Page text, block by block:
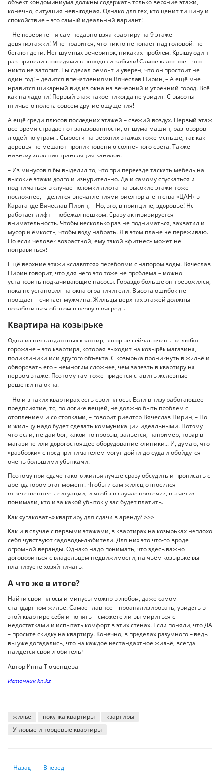
объект кондоминиума должны содержать только верхние этажи,
конечно, ситуация невыгодная. Однако для тех, кто ценит тишину и
спокойствие – это самый идеальный вариант!
– Не поверите – я сам недавно взял квартиру на 9 этаже
девятиэтажки! Мне нравится, что никто не топает над головой, не
бегают дети. Нет шумных вечеринок, никаких проблем. Крышу один
раз привели с соседями в порядок и забыли! Самое классное – что
никто не затопит. Ты сделал ремонт и уверен, что он простоит не
один год! – делится впечатлениями Вячеслав Пирин, – А ещё мне
нравится шикарный вид из окна на вечерний и утренний город. Всё
как на ладони! Первый этаж такое никогда не увидит! С высоты
птичьего полёта совсем другие ощущения!
А ещё среди плюсов последних этажей – свежий воздух. Первый этаж
всё время страдает от загазованности, от шума машин, разговоров
людей по утрам... Сырости на верхних этажах тоже меньше, так как
деревья не мешают проникновению солнечного света. Также
наверху хорошая трансляция каналов.
– Из минусов я бы выделил то, что при переезде таскать мебель на
высокие этажи долго и изнурительно. Да и самому спускаться и
подниматься в случае поломки лифта на высокие этажи тоже
посложнее, – делится впечатлениями риелтор агентства «ЦАН» в
Караганде Вячеслав Пирин, – Но, это, в принципе, здоровье! Не
работает лифт – побежал пешком. Сразу активизируется
внимательность. Чтобы несколько раз не подниматься, захватил и
мусор и ёмкость, чтобы воду набрать. Я в этом плане не переживаю.
Но если человек возрастной, ему такой «фитнес» может не
понравиться!
Ещё верхние этажи «славятся» перебоями с напором воды. Вячеслав
Пирин говорит, что для него это тоже не проблема – можно
установить подкачивающие насосы. Гораздо больше он тревожился,
пока не установил на окна ограничители. Высота ошибок не
прощает – считает мужчина. Жильцы верхних этажей должны
позаботиться об этом в первую очередь.
Квартира на козырьке
Одна из нестандартных квартир, которые сейчас очень не любят
горожане – это квартира, которая выходит на козырёк магазина,
поликлиники или другого объекта. С козырька проникнуть в жильё и
обворовать его – немногим сложнее, чем залезть в квартиру на
первом этаже. Поэтому там тоже придётся ставить железные
решётки на окна.
– Но и в таких квартирах есть свои плюсы. Если внизу работающее
предприятие, то, по логике вещей, не должно быть проблем с
отоплением и со стояками, – говорит риелтор Вячеслав Пирин, – Но
и жильцу надо будет сделать коммуникации идеальными. Потому
что если, не дай бог, какой-то прорыв, зальётся, например, товар в
магазине или дорогостоящее оборудование клиники... И, думаю, что
«разборки» с предпринимателем могут дойти до суда и обойдутся
очень большими убытками.
Поэтому при сдаче такого жилья лучше сразу обсудить и прописать с
арендатором этот момент. Чтобы и сам жилец относился
ответственнее к ситуации, и чтобы в случае протечки, вы чётко
понимали, кто и за какой убыток у вас будет платить.
Как «упаковать» квартиру для сдачи в аренду? >>>
Как и в случае с первыми этажами, в квартирах на козырьках неплохо
себя чувствуют садоводы-любители. Для них это что-то вроде
огромной веранды. Однако надо понимать, что здесь важно
договориться с владельцем недвижимости, на чьём козырьке вы
планируете хозяйничать.
А что же в итоге?
Найти свои плюсы и минусы можно в любом, даже самом
стандартном жилье. Самое главное – проанализировать, увидеть в
этой квартире себя и понять – сможете ли вы мириться с
недостатками и испытать комфорт в этих стенах. Если поняли, что ДА
– просите скидку на квартиру. Конечно, в пределах разумного – ведь
вы уже догадались, что на каждое нестандартное жильё, всегда
найдётся свой любитель?
Автор Инна Тюменцева
Источник kn.kz
жилье покупка квартиры
квартиры
Угловые и торцевые квартиры
Предыдущий: Когда покупатель обязан платить за разбитый им в
Назад Следующий: Как казахстанцу получить Шенгенскую визу
Вперед